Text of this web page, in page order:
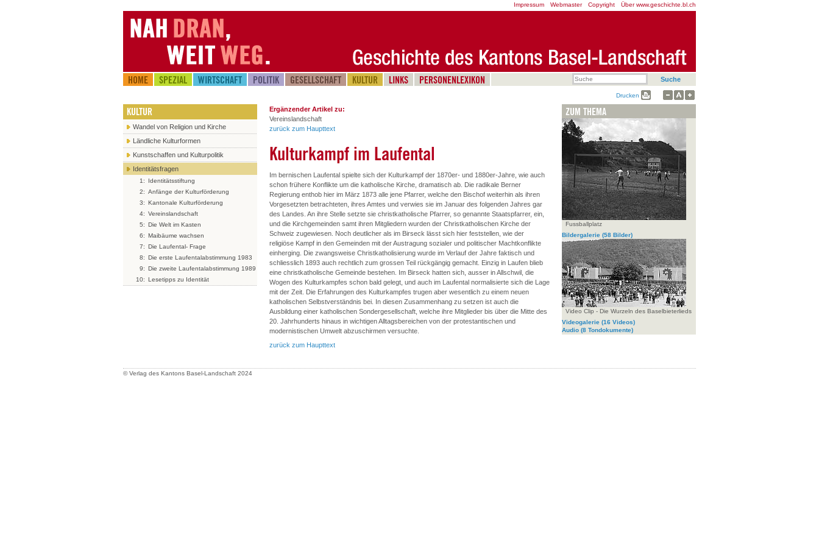
Impressum Webmaster Copyright Über www.geschichte.bl.ch
HOME SPEZIAL WIRTSCHAFT POLITIK GESELLSCHAFT KULTUR LINKS PERSONENLEXIKON
Drucken
KULTUR
Wandel von Religion und Kirche
Ländliche Kulturformen
Kunstschaffen und Kulturpolitik
Identitätsfragen
1:
Identitätsstiftung
2: Anfänge der Kulturförderung
3: Kantonale Kulturförderung
4: Vereinslandschaft
5: Die Welt im Kasten
6: Maibäume wachsen
7: Die Laufental- Frage
8: Die erste Laufentalabstimmung 1983
9: Die zweite Laufentalabstimmung 1989
10: Lesetipps zu Identität
Ergänzender Artikel zu:
Vereinslandschaft
zurück zum Haupttext
Kulturkampf im Laufental
Im bernischen Laufental spielte sich der Kulturkampf der 1870er- und 1880er-Jahre, wie auch
schon frühere Konflikte um die katholische Kirche, dramatisch ab. Die radikale Berner
Regierung enthob hier im März 1873 alle jene Pfarrer, welche den Bischof weiterhin als ihren
Vorgesetzten betrachteten, ihres Amtes und verwies sie im Januar des folgenden Jahres gar
des Landes. An ihre Stelle setzte sie christkatholische Pfarrer, so genannte Staatspfarrer, ein,
und die Kirchgemeinden samt ihren Mitgliedern wurden der Christkatholischen Kirche der
Schweiz zugewiesen. Noch deutlicher als im Birseck lässt sich hier feststellen, wie der
religiöse Kampf in den Gemeinden mit der Austragung sozialer und politischer Machtkonflikte
einherging. Die zwangsweise Christkatholisierung wurde im Verlauf der Jahre faktisch und
schliesslich 1893 auch rechtlich zum grossen Teil rückgängig gemacht. Einzig in Laufen blieb
eine christkatholische Gemeinde bestehen. Im Birseck hatten sich, ausser in Allschwil, die
Wogen des Kulturkampfes schon bald gelegt, und auch im Laufental normalisierte sich die Lage
mit der Zeit. Die Erfahrungen des Kulturkampfes trugen aber wesentlich zu einem neuen
katholischen Selbstverständnis bei. In diesen Zusammenhang zu setzen ist auch die
Ausbildung einer katholischen Sondergesellschaft, welche ihre Mitglieder bis über die Mitte des
20. Jahrhunderts hinaus in wichtigen Alltagsbereichen von der protestantischen und
modernistischen Umwelt abzuschirmen versuchte.
zurück zum Haupttext
ZUM THEMA
Fussballplatz
Bildergalerie (58 Bilder)
Video Clip - Die Wurzeln des Baselbieterlieds
Videogalerie (16 Videos)
Audio (8 Tondokumente)
© Verlag des Kantons Basel-Landschaft 2024